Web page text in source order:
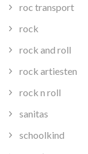
roc transport
rock
rock and roll
rock artiesten
rock n roll
sanitas
schoolkind